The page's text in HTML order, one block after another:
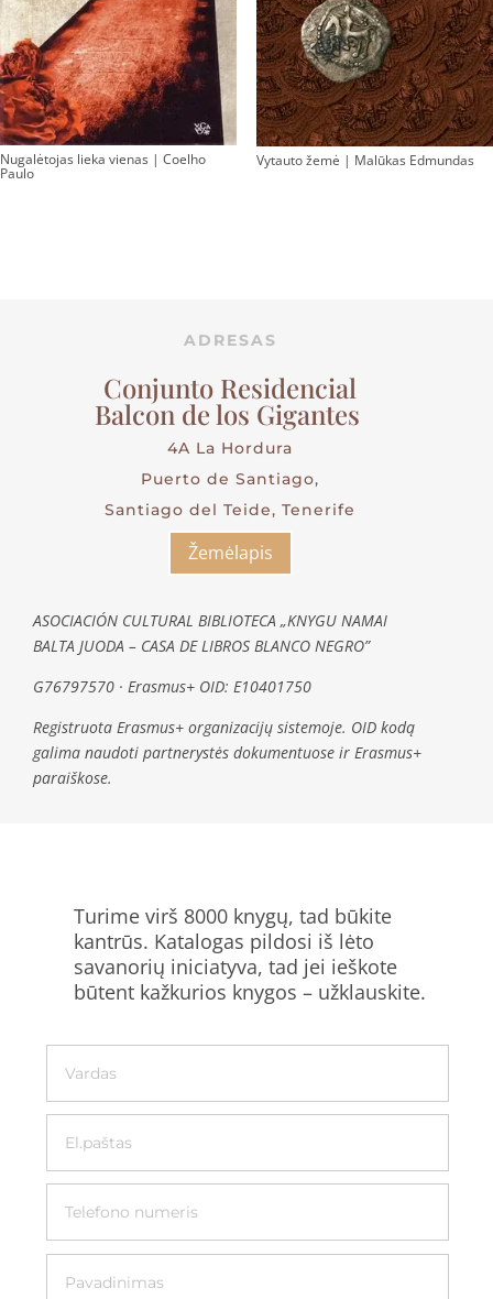
Nugalėtojas lieka vienas | Coelho
Paulo
Vytauto žemė | Malūkas Edmundas
ADRESAS
Conjunto Residencial
Balcon de los Gigantes
4A La Hordura
Puerto de Santiago,
Santiago del Teide, Tenerife
Žemėlapis
ASOCIACIÓN CULTURAL BIBLIOTECA „KNYGU NAMAI
BALTA JUODA – CASA DE LIBROS BLANCO NEGRO”
G76797570 · Erasmus+ OID: E10401750
Registruota Erasmus+ organizacijų sistemoje. OID kodą
galima naudoti partnerystės dokumentuose ir Erasmus+
paraiškose.
Turime virš 8000 knygų, tad būkite
kantrūs. Katalogas pildosi iš lėto
savanorių iniciatyva, tad jei ieškote
būtent kažkurios knygos – užklauskite.